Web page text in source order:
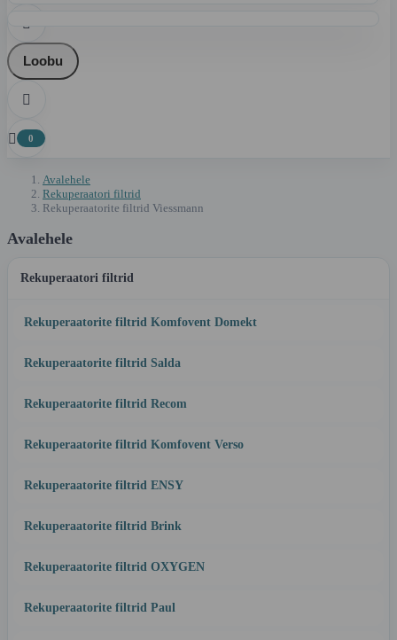

Loobu

 0
Avalehele
Rekuperaatori filtrid
Rekuperaatorite filtrid Viessmann
Avalehele
Rekuperaatori filtrid
Rekuperaatorite filtrid Komfovent Domekt
Rekuperaatorite filtrid Salda
Rekuperaatorite filtrid Recom
Rekuperaatorite filtrid Komfovent Verso
Rekuperaatorite filtrid ENSY
Rekuperaatorite filtrid Brink
Rekuperaatorite filtrid OXYGEN
Rekuperaatorite filtrid Paul